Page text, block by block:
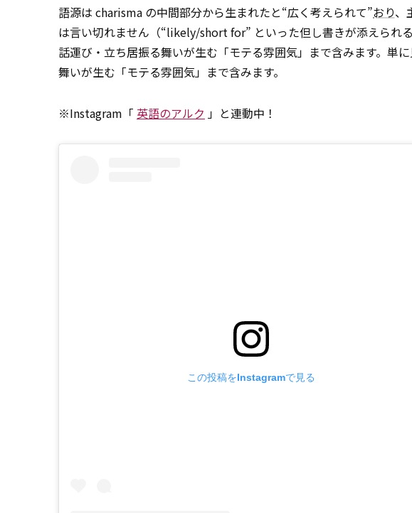
語源は charisma の中間部分から生まれたと“広く考えられて”おり、
は言い切れません（“likely/short for” といった但し書きが添えられ
話運び・立ち居振る舞いが生む「モテる雰囲気」まで含みます。単
舞いが生む「モテる雰囲気」まで含みます。
※Instagram「 英語のアルク 」と連動中！
この投稿をInstagramで見る